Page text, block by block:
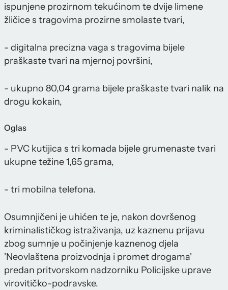
ispunjene prozirnom tekućinom te dvije limene
žličice s tragovima prozirne smolaste tvari,
- digitalna precizna vaga s tragovima bijele
praškaste tvari na mjernoj površini,
- ukupno 80,04 grama bijele praškaste tvari nalik na
drogu kokain,
Oglas
- PVC kutijica s tri komada bijele grumenaste tvari
ukupne težine 1,65 grama,
- tri mobilna telefona.
Osumnjičeni je uhićen te je, nakon dovršenog
kriminalističkog istraživanja, uz kaznenu prijavu
zbog sumnje u počinjenje kaznenog djela
'Neovlaštena proizvodnja i promet drogama'
predan pritvorskom nadzorniku Policijske uprave
virovitičko-podravske.